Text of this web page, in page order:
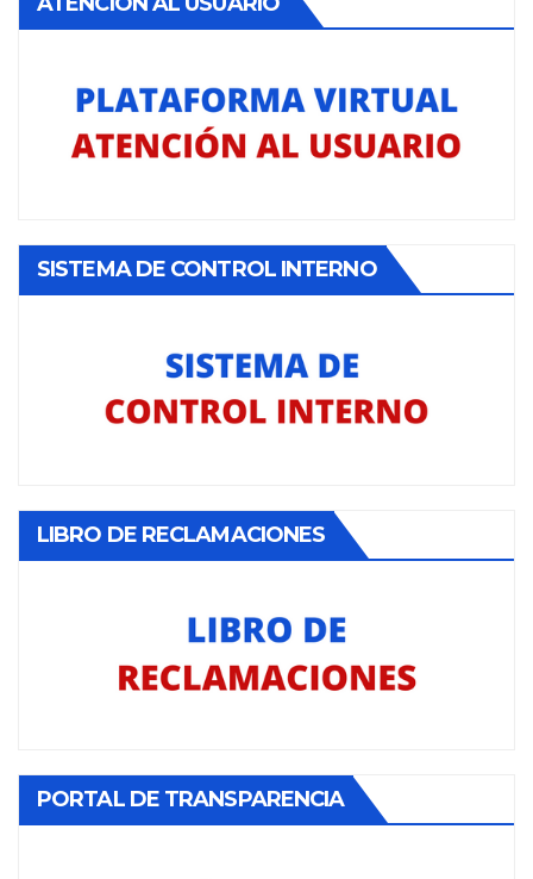
SISTEMA DE CONTROL INTERNO
LIBRO DE RECLAMACIONES
PORTAL DE TRANSPARENCIA